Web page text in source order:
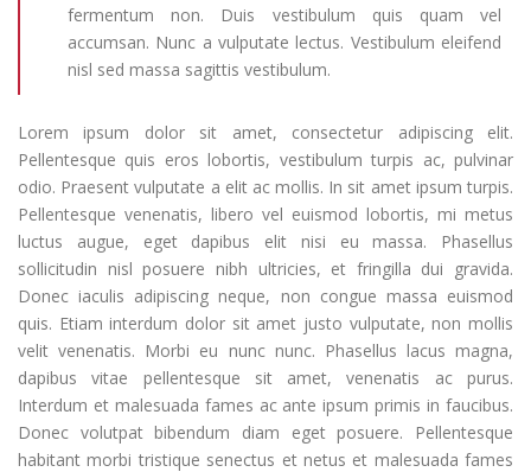
fermentum non. Duis vestibulum quis quam vel
accumsan. Nunc a vulputate lectus. Vestibulum eleifend
nisl sed massa sagittis vestibulum.
Lorem ipsum dolor sit amet, consectetur adipiscing elit.
Pellentesque quis eros lobortis, vestibulum turpis ac, pulvinar
odio. Praesent vulputate a elit ac mollis. In sit amet ipsum turpis.
Pellentesque venenatis, libero vel euismod lobortis, mi metus
luctus augue, eget dapibus elit nisi eu massa. Phasellus
sollicitudin nisl posuere nibh ultricies, et fringilla dui gravida.
Donec iaculis adipiscing neque, non congue massa euismod
quis. Etiam interdum dolor sit amet justo vulputate, non mollis
velit venenatis. Morbi eu nunc nunc. Phasellus lacus magna,
dapibus vitae pellentesque sit amet, venenatis ac purus.
Interdum et malesuada fames ac ante ipsum primis in faucibus.
Donec volutpat bibendum diam eget posuere. Pellentesque
habitant morbi tristique senectus et netus et malesuada fames